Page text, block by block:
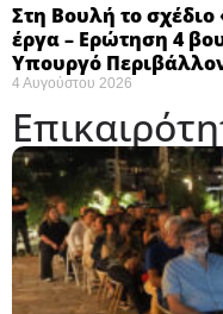
Στη Βουλή το
έργα – Ερώτηση 4
Υπουργό
4 Αυγούστου 2026